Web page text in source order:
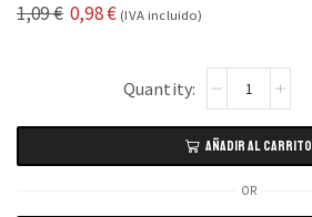
1,09€ 0,98€ (IVA incluido)
AÑADIR AL CARRITO
OR